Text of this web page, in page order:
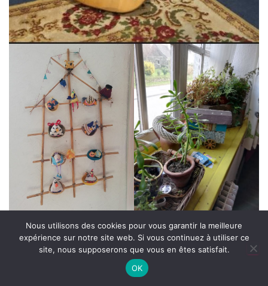
Vendredi 20 janvier, le groupe de l’atelier musique vient de
rejoindre le gîte de Saint Cadou avec comme programme :
accorder leur violons, travailler de nouvelles créations… le projet
est de créer leur deuxième CD !!!A vous les studios !!!
Nous utilisons des cookies pour vous garantir la meilleure
expérience sur notre site web. Si vous continuez à utiliser ce
site, nous supposerons que vous en êtes satisfait.
OK